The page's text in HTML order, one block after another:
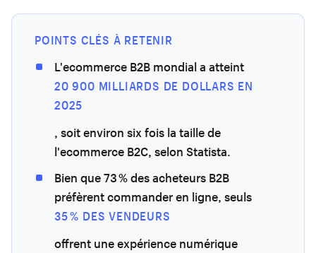
POINTS CLÉS À RETENIR
L'ecommerce B2B mondial a atteint
20 900 MILLIARDS DE DOLLARS EN
2025
, soit environ six fois la taille de
l'ecommerce B2C, selon Statista.
Bien que 73 % des acheteurs B2B
préfèrent commander en ligne, seuls
35 % DES VENDEURS
offrent une expérience numérique